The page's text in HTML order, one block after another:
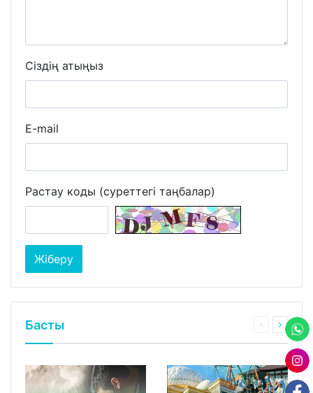
Сіздің атыңыз
E-mail
Растау коды (суреттегі таңбалар)
Басты